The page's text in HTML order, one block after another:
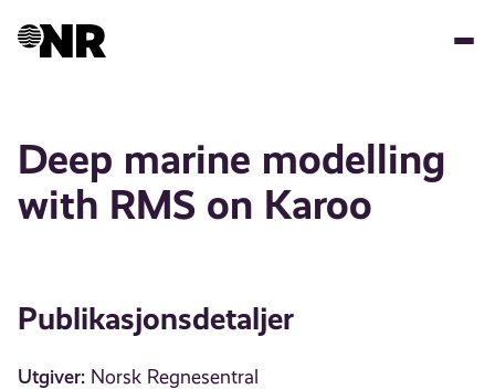
Deep marine modelling
with RMS on Karoo
Publikasjonsdetaljer
Utgiver: Norsk Regnesentral